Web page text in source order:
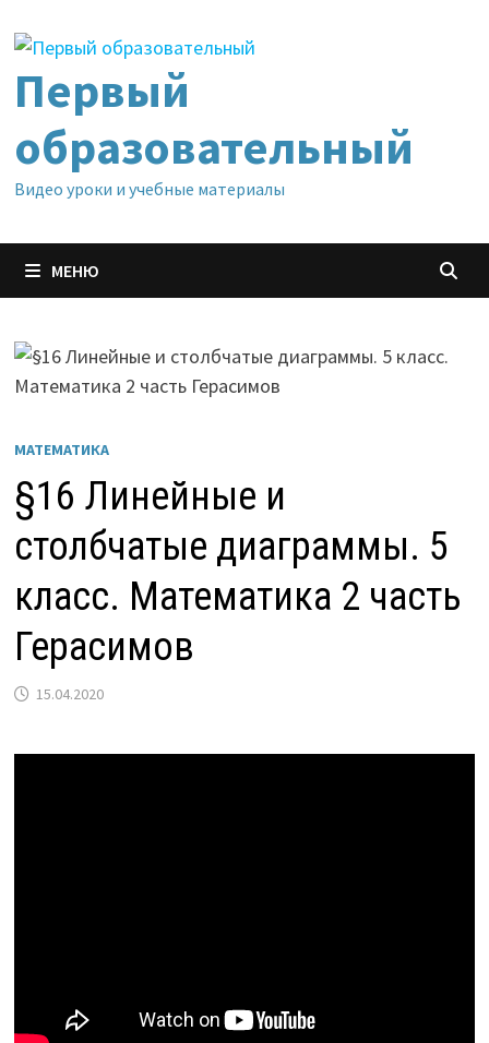
содержимому
Первый
образовательный
Видео уроки и учебные материалы
МЕНЮ
МАТЕМАТИКА
§16 Линейные и
столбчатые диаграммы. 5
класс. Математика 2 часть
Герасимов
15.04.2020